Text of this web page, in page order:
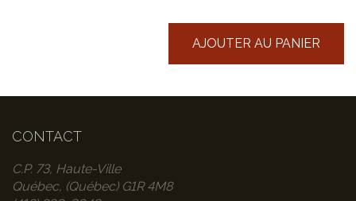
AJOUTER AU PANIER
CONTACT
C.P. 73, Haute-Ville
Québec, (Québec) G1R 4M8